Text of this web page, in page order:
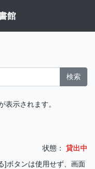
館
検索
表示されます。
状態：
貸出中
]ボタンは使用せず、画面